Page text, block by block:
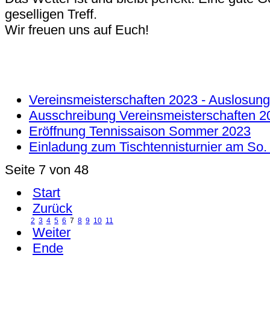
geselligen Treff.
Wir freuen uns auf Euch!
Vereinsmeisterschaften 2023 -
Ausschreibung Vereinsmeisterschaften
Eröffnung Tennissaison Sommer 2023
Einladung zum Tischtennisturnier am
Seite 7 von 48
Start
Zurück
2 3 4 5 6 7 8 9 10 11
Weiter
Ende